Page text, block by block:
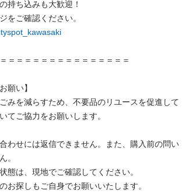
持ち込みも大歓迎！
＝＝＝＝＝＝＝＝＝＝＝＝＝＝＝
願い】
みを減らすため、不要品のリユースを促進して
てご協力をお願いします。
わせには返信できません。また、購入前の問い
。
態は、現地でご確認してください。
お探しもご自身でお願いいたします。